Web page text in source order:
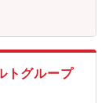
えた環境東証プ
す。【組織構
ー12名）
【配属先情
ンバー2名）課
コンプライアン
ける環境です。
株式会社ヤクル
県エリアでヤク
しています。
トグループ